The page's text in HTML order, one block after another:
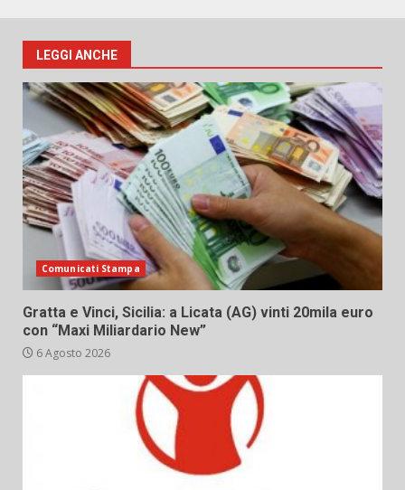
LEGGI ANCHE
Comunicati Stampa
Gratta e Vinci, Sicilia: a Licata (AG) vinti 20mila euro
con “Maxi Miliardario New”
6 Agosto 2026